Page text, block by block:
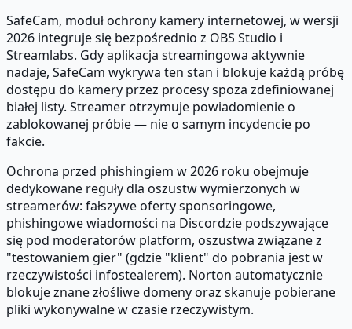
SafeCam, moduł ochrony kamery internetowej, w wersji
2026 integruje się bezpośrednio z OBS Studio i
Streamlabs. Gdy aplikacja streamingowa aktywnie
nadaje, SafeCam wykrywa ten stan i blokuje każdą próbę
dostępu do kamery przez procesy spoza zdefiniowanej
białej listy. Streamer otrzymuje powiadomienie o
zablokowanej próbie — nie o samym incydencie po
fakcie.
Ochrona przed phishingiem w 2026 roku obejmuje
dedykowane reguły dla oszustw wymierzonych w
streamerów: fałszywe oferty sponsoringowe,
phishingowe wiadomości na Discordzie podszywające
się pod moderatorów platform, oszustwa związane z
"testowaniem gier" (gdzie "klient" do pobrania jest w
rzeczywistości infostealerem). Norton automatycznie
blokuje znane złośliwe domeny oraz skanuje pobierane
pliki wykonywalne w czasie rzeczywistym.